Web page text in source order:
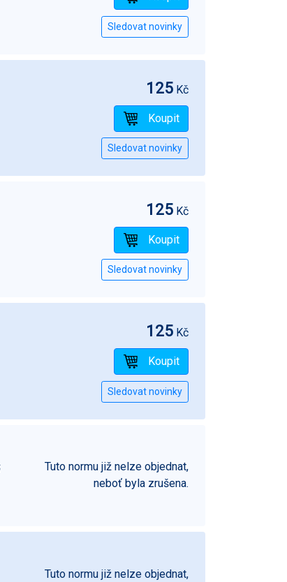
125Kč
125Kč
125Kč
Tuto normu již nelze objednat,
neboť byla zrušena.
Tuto normu již nelze objednat,